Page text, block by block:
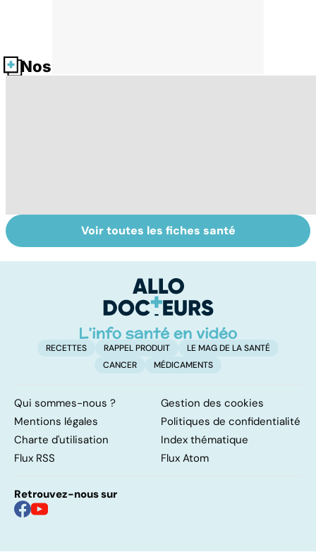
Nos fiches santé
La tuberculose
pulmonaire
Le TDAH, un
trouble de
ou sans
hyperactivité
Voir toutes les fiches santé
RECETTES RAPPEL PRODUIT
LE MAG DE LA SANTÉ
CANCER
MÉDICAMENTS
Qui sommes-nous ?
Gestion des cookies
Mentions légales
Politiques de confidentialité
Charte d'utilisation
Index thématique
Flux RSS
Flux Atom
Retrouvez-nous sur